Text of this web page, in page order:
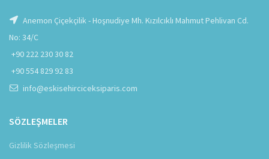
Anemon Çiçekçilik - Hoşnudiye Mh. Kızılcıklı Mahmut Pehlivan Cd.
No: 34/C
+90 222 230 30 82
+90 554 829 92 83
info@eskisehirciceksiparis.com
SÖZLEŞMELER
Gizlilik Sözleşmesi